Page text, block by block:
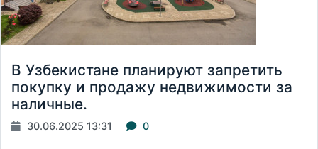
В Узбекистане планируют запретить
покупку и продажу недвижимости за
наличные.
30.06.2025 13:31 0